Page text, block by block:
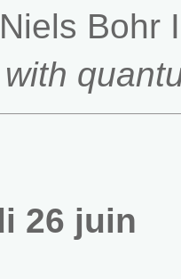
Bohr
26 juin